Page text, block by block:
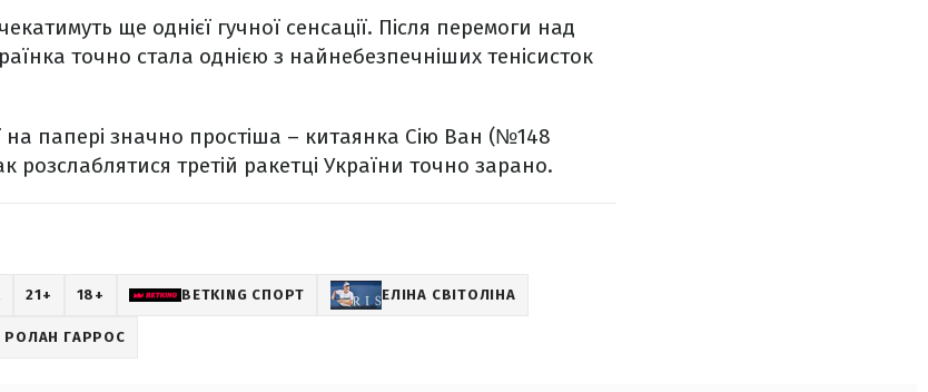
ще однієї гучної сенсації. Після перемоги над
точно стала однією з найнебезпечніших тенісисток
на папері значно простіша – китаянка Сію Ван (№148
розслаблятися третій ракетці України точно зарано.
21+ 18+ BETKING СПОРТ ЕЛІНА СВІТОЛІНА
РОЛАН ГАРРОС